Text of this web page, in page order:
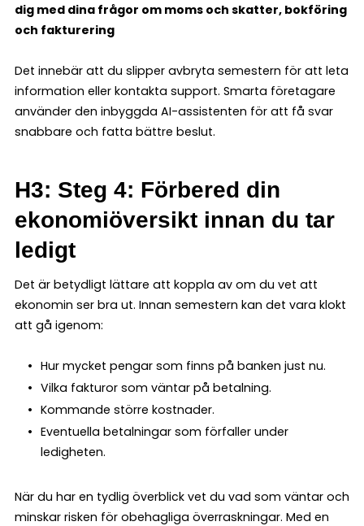
dig med dina frågor om moms och skatter, bokföring
och fakturering
Det innebär att du slipper avbryta semestern för att leta
information eller kontakta support. Smarta företagare
använder den inbyggda AI-assistenten för att få svar
snabbare och fatta bättre beslut.
H3: Steg 4: Förbered din
ekonomiöversikt innan du tar
ledigt
Det är betydligt lättare att koppla av om du vet att
ekonomin ser bra ut. Innan semestern kan det vara klokt
att gå igenom:
Hur mycket pengar som finns på banken just nu.
Vilka fakturor som väntar på betalning.
Kommande större kostnader.
Eventuella betalningar som förfaller under
ledigheten.
När du har en tydlig överblick vet du vad som väntar och
minskar risken för obehagliga överraskningar. Med en